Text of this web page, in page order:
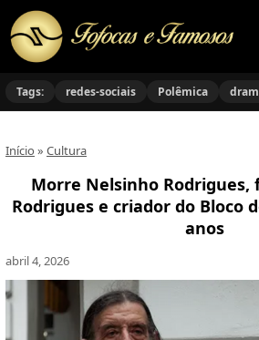
Tags: redes-sociais Polêmica
Início » Cultura
Morre Nelsinho Rodrigues,
Rodrigues e criador do Bloco
anos
abril 4, 2026